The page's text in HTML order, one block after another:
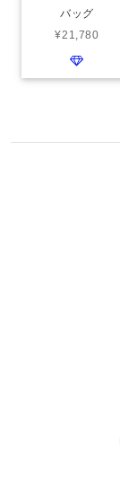
バッグ
¥21,780